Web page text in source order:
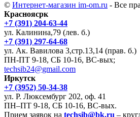
© Интернет-магазин im-om.ru - Все
Красноясрк
+7 (391) 204-63-44
ул. Калинина,79 (лев. б.)
+7 (391) 297-64-68
ул. Ак. Вавилова 3,стр.13,14 (прав. б.)
ПН-ПТ 9-18, СБ 10-16, ВС-вых;
techsib24@gmail.com
Иркутск
+7 (3952) 50-34-38
ул. Р. Люксембург 202, оф. 41
ПН–ПТ 9-18, СБ 10-16, ВС-вых.
Прием заявок на techsib@bk.ru –